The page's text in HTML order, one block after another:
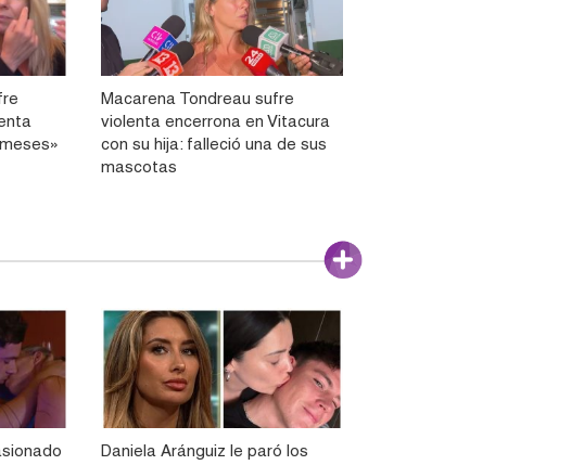
Macarena Tondreau sufre
violenta encerrona en Vitacura
con su hija: falleció una de sus
mascotas
Daniela Aránguiz le paró los